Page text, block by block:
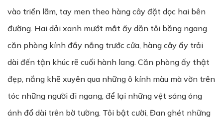
vào triển lãm, tay men theo hàng cây đặt dọc hai bên
đường. Hai dải xanh mướt mắt ấy dẫn tôi băng ngang
căn phòng kính đầy nắng trước cửa, hàng cây ấy trải
dài đến tận khúc rẽ cuối hành lang. Căn phòng ấy thật
đẹp, nắng khẽ xuyên qua những ô kính màu mà vờn trên
tóc những người đi ngang, để lại những vệt sáng óng
ánh đổ dài trên bờ tường. Tôi bật cười, Đan ghét những